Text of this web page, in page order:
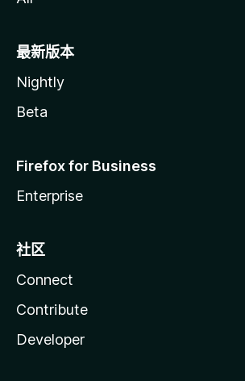
最新版本
Nightly
Beta
Firefox for Business
Enterprise
社区
Connect
Contribute
Developer